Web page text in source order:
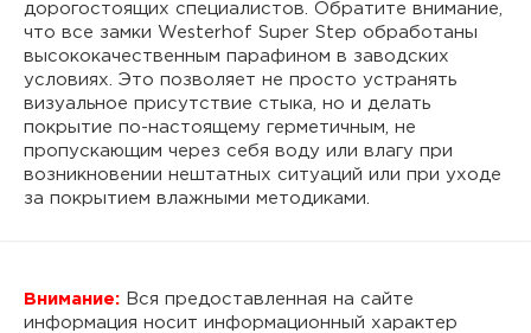
дорогостоящих специалистов. Обратите внимание,
что все замки Westerhof Super Step обработаны
высококачественным парафином в заводских
условиях. Это позволяет не просто устранять
визуальное присутствие стыка, но и делать
покрытие по-настоящему герметичным, не
пропускающим через себя воду или влагу при
возникновении нештатных ситуаций или при уходе
за покрытием влажными методиками.
Внимание: Вся предоставленная на сайте
информация носит информационный характер